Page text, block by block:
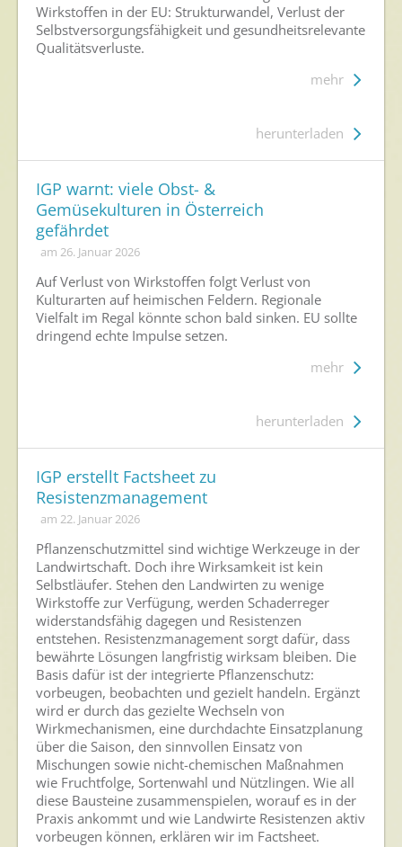
Wirkstoffen in der EU: Strukturwandel, Verlust der
Selbstversorgungsfähigkeit und gesundheitsrelevante
Qualitätsverluste.
mehr
herunterladen
IGP warnt: viele Obst- &
Gemüsekulturen in Österreich
gefährdet
am 26. Januar 2026
Auf Verlust von Wirkstoffen folgt Verlust von
Kulturarten auf heimischen Feldern. Regionale
Vielfalt im Regal könnte schon bald sinken. EU sollte
dringend echte Impulse setzen.
mehr
herunterladen
IGP erstellt Factsheet zu
Resistenzmanagement
am 22. Januar 2026
Pflanzenschutzmittel sind wichtige Werkzeuge in der
Landwirtschaft. Doch ihre Wirksamkeit ist kein
Selbstläufer. Stehen den Landwirten zu wenige
Wirkstoffe zur Verfügung, werden Schaderreger
widerstandsfähig dagegen und Resistenzen
entstehen. Resistenzmanagement sorgt dafür, dass
bewährte Lösungen langfristig wirksam bleiben. Die
Basis dafür ist der integrierte Pflanzenschutz:
vorbeugen, beobachten und gezielt handeln. Ergänzt
wird er durch das gezielte Wechseln von
Wirkmechanismen, eine durchdachte Einsatzplanung
über die Saison, den sinnvollen Einsatz von
Mischungen sowie nicht-chemischen Maßnahmen
wie Fruchtfolge, Sortenwahl und Nützlingen. Wie all
diese Bausteine zusammenspielen, worauf es in der
Praxis ankommt und wie Landwirte Resistenzen aktiv
vorbeugen können, erklären wir im Factsheet.